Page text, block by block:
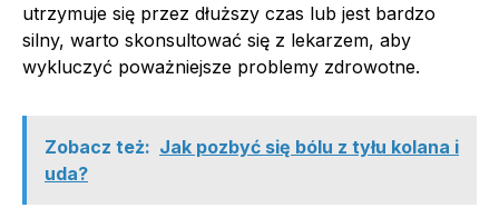
utrzymuje się przez dłuższy czas lub jest bardzo
silny, warto skonsultować się z lekarzem, aby
wykluczyć poważniejsze problemy zdrowotne.
Zobacz też: Jak pozbyć się bólu z tyłu kolana i
uda?